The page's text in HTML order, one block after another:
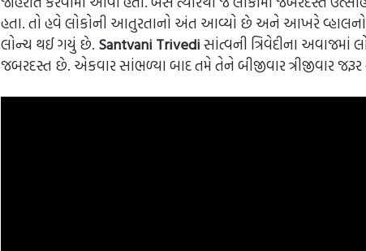
હતા. તો હવે લોકોની આતુરતાનો અંત આવ્યો છે અને આખરે વ્હાલનો
લોન્ચ થઈ ગયું છે. Santvani Trivediસાંત્વની ત્રિવેદીના
જબરદસ્ત છે. એકવાર સાંભળ્યા બાદ તમે તેને બીજીવાર